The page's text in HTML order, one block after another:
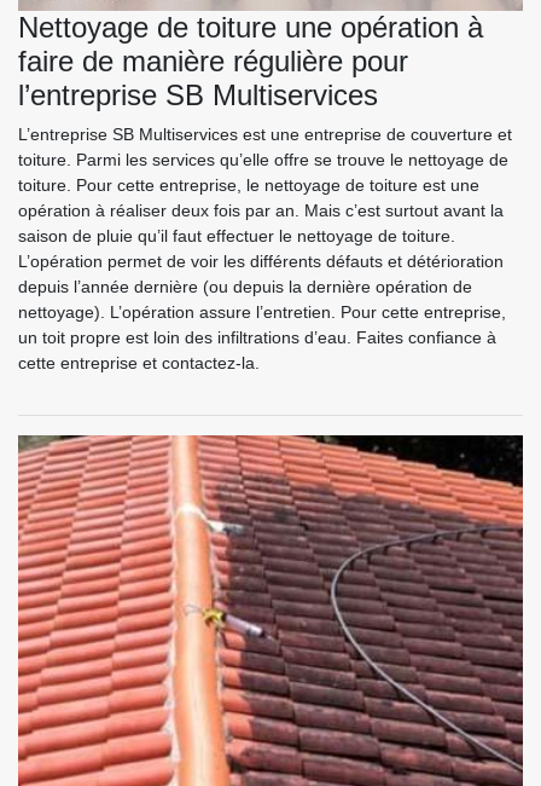
Nettoyage de toiture une opération à
faire de manière régulière pour
l’entreprise SB Multiservices
L’entreprise SB Multiservices est une entreprise de couverture et
toiture. Parmi les services qu’elle offre se trouve le nettoyage de
toiture. Pour cette entreprise, le nettoyage de toiture est une
opération à réaliser deux fois par an. Mais c’est surtout avant la
saison de pluie qu’il faut effectuer le nettoyage de toiture.
L’opération permet de voir les différents défauts et détérioration
depuis l’année dernière (ou depuis la dernière opération de
nettoyage). L’opération assure l’entretien. Pour cette entreprise,
un toit propre est loin des infiltrations d’eau. Faites confiance à
cette entreprise et contactez-la.